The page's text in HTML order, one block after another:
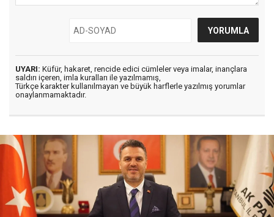
UYARI: Küfür, hakaret, rencide edici cümleler veya imalar, inançlara
saldırı içeren, imla kuralları ile yazılmamış,
Türkçe karakter kullanılmayan ve büyük harflerle yazılmış yorumlar
onaylanmamaktadır.